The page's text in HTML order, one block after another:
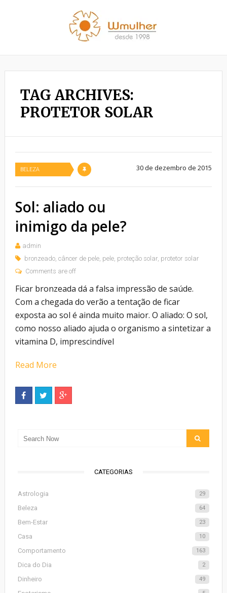
TAG ARCHIVES:
PROTETOR SOLAR
BELEZA 30 de dezembro de 2015
Sol: aliado ou
inimigo da pele?
admin
bronzeado, câncer de pele, pele, proteção solar, protetor solar
Comments are off
Ficar bronzeada dá a falsa impressão de saúde.
Com a chegada do verão a tentação de ficar
exposta ao sol é ainda muito maior. O aliado: O sol,
como nosso aliado ajuda o organismo a sintetizar a
vitamina D, imprescindível
Read More
CATEGORIAS
Astrologia 29
Beleza 64
Bem-Estar 23
Casa 10
Comportamento 163
Dica do Dia 2
Dinheiro 49